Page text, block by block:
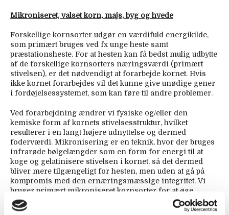
Mikroniseret, valset korn, majs, byg og hvede
Forskellige kornsorter udgør en værdifuld energikilde,
som primært bruges ved fx unge heste samt
præstationsheste. For at hesten kan få bedst mulig udbytte
af de forskellige kornsorters næringsværdi (primært
stivelsen), er det nødvendigt at forarbejde kornet. Hvis
ikke kornet forarbejdes vil det kunne give unødige gener
i fordøjelsessystemet, som kan føre til andre problemer.
Ved forarbejdning ændrer vi fysiske og/eller den
kemiske form af kornets stivelsesstruktur, hvilket
resulterer i en langt højere udnyttelse og dermed
foderværdi. Mikronisering er en teknik, hvor der bruges
infrarøde bølgelængder som en form for energi til at
koge og gelatinisere stivelsen i kornet, så det dermed
bliver mere tilgængeligt for hesten, men uden at gå på
kompromis med den ernæringsmæssige integritet. Vi
bruger primært mikroniseret kornsorter for at øge
energitætheden i vores foder på en sikker og kontrolleret
måde.